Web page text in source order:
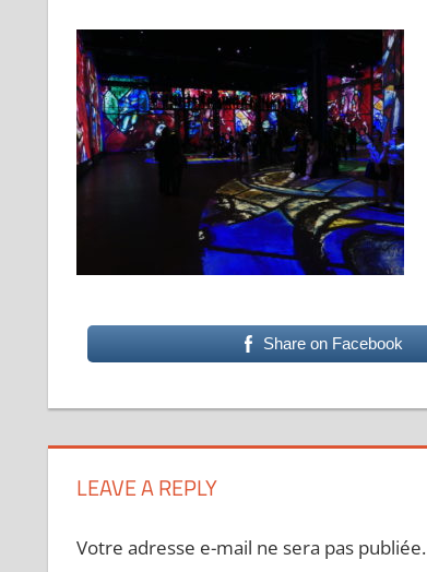
Share on Facebook
LEAVE A REPLY
Votre adresse e-mail ne sera pas publiée.